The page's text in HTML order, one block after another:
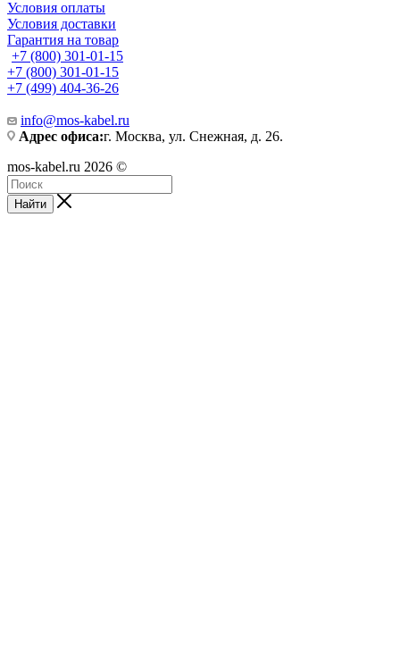
Условия оплаты
Условия доставки
Гарантия на товар
+7 (800) 301-01-15
+7 (800) 301-01-15
+7 (499) 404-36-26
info@mos-kabel.ru
Адрес офиса:г. Москва, ул. Снежная, д. 26.
mos-kabel.ru 2026 ©
Найти